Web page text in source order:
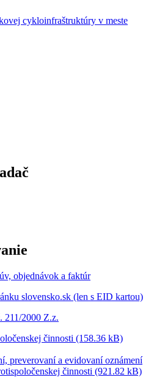
slovensko.sk (len s EID kartou)
211/2000 Z.z.
činnosti (158.36 kB)
preverovaní a evidovaní oznámení
činnosti (921.82 kB)